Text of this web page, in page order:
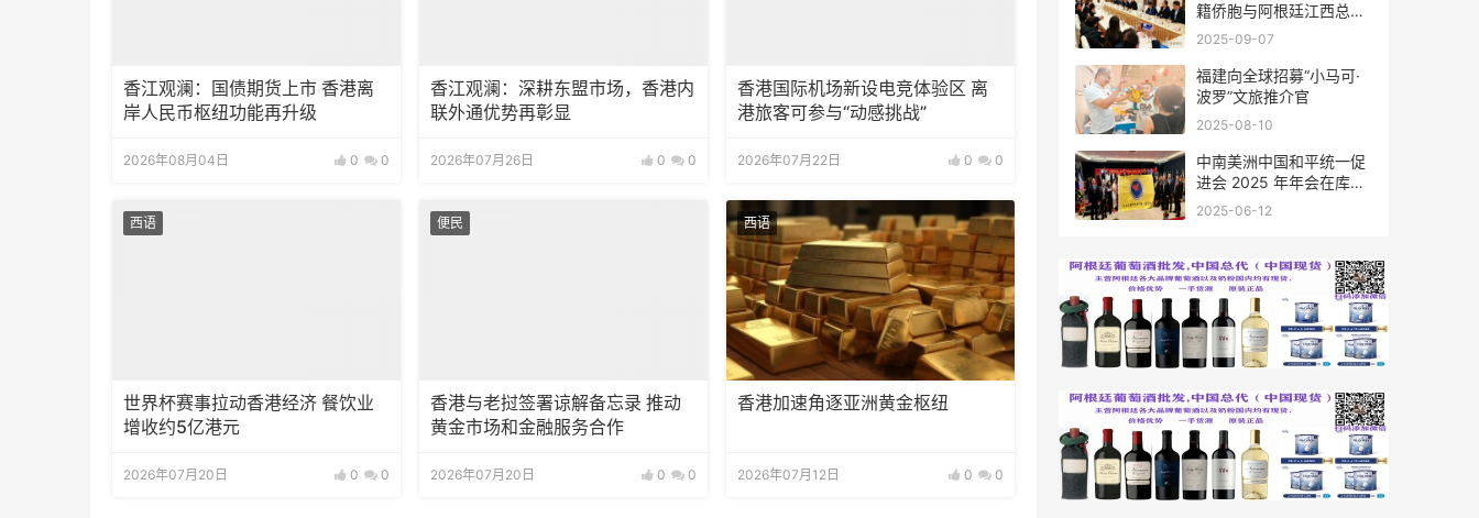
香江观澜：国债期货上市 香港离
岸人民币枢纽功能再升级
2026年08月04日 0 0
香江观澜：深耕东盟市场，香港内
联外通优势再彰显
2026年07月26日 0 0
香港国际机场新设电竞体验区 离
港旅客可参与“动感挑战”
2026年07月22日 0 0
西语
世界杯赛事拉动香港经济 餐饮业
增收约5亿港元
2026年07月20日 0 0
便民
香港与老挝签署谅解备忘录 推动
黄金市场和金融服务合作
2026年07月20日 0 0
西语
香港加速角逐亚洲黄金枢纽
2026年07月12日 0 0
籍侨胞与阿根廷江西总商
会座谈
2025-09-07
福建向全球招募“小马可·
波罗”文旅推介官
2025-08-10
中南美洲中国和平统一促
进会 2025 年年会在库拉
索圆满举行，共绘反“独”
2025-06-12